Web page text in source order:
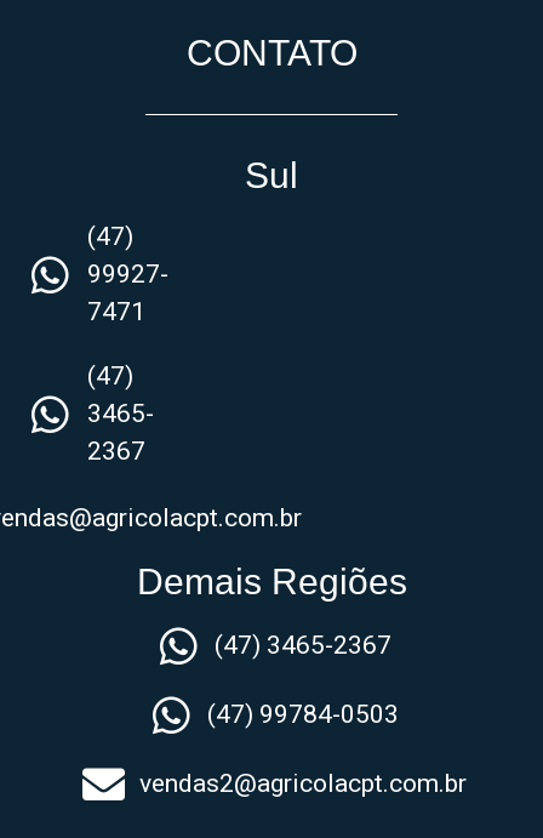
CONTATO
Sul
(47)
99927-
7471
(47)
3465-
2367
Demais Regiões
(47) 3465-2367
(47) 99784-0503
vendas2@agricolacpt.com.br